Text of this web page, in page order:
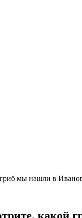
мы нашли в